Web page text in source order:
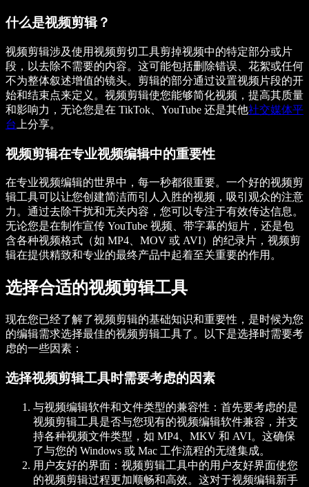
什么是视频剪辑？
视频剪辑涉及使用视频剪切工具剪掉视频中的特定部分或片
段，以去除不需要的内容。这可能包括删除错误、花絮或任何
不为整体叙述增值的镜头。剪辑的部分通过设置视频片段的开
始和结束点来定义。视频剪辑使您能够简化视频，提高其质量
和影响力，无论您是在 TikTok、YouTube 还是其他社交媒体平
台 上分享。
视频剪辑在专业视频编辑中的重要性
在专业视频编辑的世界中，每一秒都很重要。一个好的视频剪
辑工具可以让您创建简洁而引人入胜的视频，吸引观众的注意
力。通过去除干扰和无关内容，您可以专注于有效传达信息。
无论您是在制作宣传 YouTube 视频、带字幕的短片，还是包
含各种视频格式（如 MP4、MOV 或 AVI）的纪录片，视频剪
辑在提供精致和专业的最终产品中起着至关重要的作用。
选择合适的视频剪辑工具
现在您已经了解了视频剪辑的基础知识和重要性，是时候为您
的编辑需求选择最佳的视频剪辑工具了。以下是选择时需要考
虑的一些因素：
选择视频剪辑工具时需要考虑的因素
与视频编辑软件和文件类型的兼容性：首先要考虑的是
视频剪辑工具是否与您现有的视频编辑软件兼容，并支
持各种视频文件类型，如 MP4、MKV 和 AVI。这确保
了与您的 Windows 或 Mac 工作流程的无缝集成。
用户友好的界面：视频剪辑工具中的用户友好界面使您
的视频剪辑过程更加顺畅和高效。这对于视频编辑新手